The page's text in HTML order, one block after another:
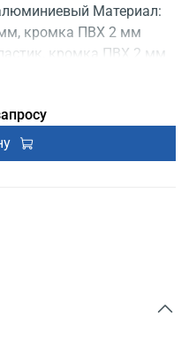
Материал:
кромка ПВХ 2 мм
кромка ПВХ 2 мм
Конструкция: